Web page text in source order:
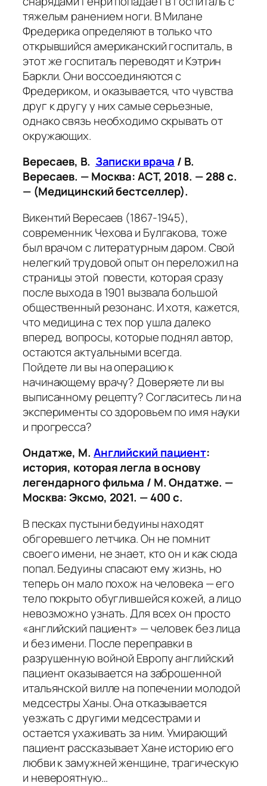
тяжелым ранением ноги. В Милане
Фредерика определяют в только что
открывшийся американский госпиталь, в
этот же госпиталь переводят и Кэтрин
Баркли. Они воссоединяются с
Фредериком, и оказывается, что чувства
друг к другу у них самые серьезные,
однако связь необходимо скрывать от
окружающих.
Вересаев, В. Записки врача / В.
Вересаев. — Москва: АСТ, 2018. — 288 с.
— (Медицинский бестселлер).
Викентий Вересаев (1867-1945),
современник Чехова и Булгакова, тоже
был врачом с литературным даром. Свой
нелегкий трудовой опыт он переложил на
страницы этой повести, которая сразу
после выхода в 1901 вызвала большой
общественный резонанс. И хотя, кажется,
что медицина с тех пор ушла далеко
вперед, вопросы, которые поднял автор,
остаются актуальными всегда.
Пойдете ли вы на операцию к
начинающему врачу? Доверяете ли вы
выписанному рецепту? Согласитесь ли на
эксперименты со здоровьем по имя науки
и прогресса?
Ондатже, М. Английский пациент:
история, которая легла в основу
легендарного фильма / М. Ондатже. —
Москва: Эксмо, 2021. — 400 с.
В песках пустыни бедуины находят
обгоревшего летчика. Он не помнит
своего имени, не знает, кто он и как сюда
попал. Бедуины спасают ему жизнь, но
теперь он мало похож на человека — его
тело покрыто обуглившейся кожей, а лицо
невозможно узнать. Для всех он просто
«английский пациент» — человек без лица
и без имени. После переправки в
разрушенную войной Европу английский
пациент оказывается на заброшенной
итальянской вилле на попечении молодой
медсестры Ханы. Она отказывается
уезжать с другими медсестрами и
остается ухаживать за ним. Умирающий
пациент рассказывает Хане историю его
любви к замужней женщине, трагическую
и невероятную…